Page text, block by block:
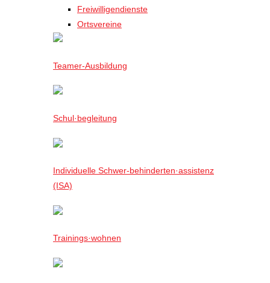
Freiwilligendienste
Ortsvereine
Teamer-Ausbildung
Schul·begleitung
Individuelle Schwer-behinderten·assistenz
(ISA)
Trainings·wohnen